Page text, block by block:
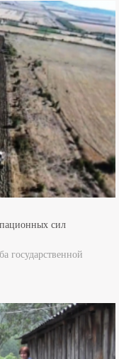
сил
государственной